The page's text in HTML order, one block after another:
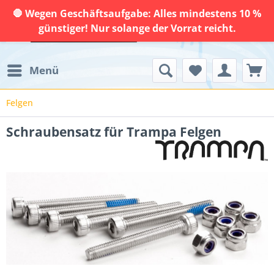
🛑 Wegen Geschäftsaufgabe: Alles mindestens 10 %
günstiger! Nur solange der Vorrat reicht.
Menü
Felgen
Schraubensatz für Trampa Felgen